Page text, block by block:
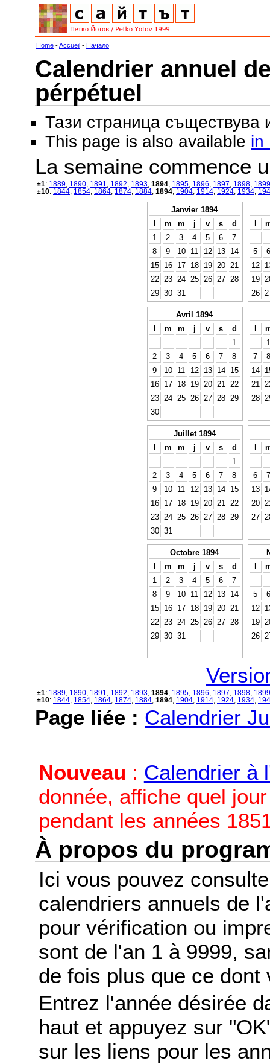
Home -Accueil - Начало
Calendrier annuel
pérpétuel
Тази страница съществува
This page is also available in
La semaine commence
±1: 1889 1890 1891 1892 1893 1894 1895 1896 1897 1898 1899
±10: 1844 1854 1864 1874 1884 1894 1904 1914 1924 1934
Janvier 1894
l
m m j v s
d
1
2 3 4 5 6
7
8
9 10 11 12 13
14
15
16 17 18 19 20
21
22
23 24 25 26 27
28
29 30 31
l
5
6
12
19
26
Avril 1894
l
m m j v s
d
1
2
3 4 5 6 7
8
9
10 11 12 13 14
15
16
17 18 19 20 21
22
23
24 25 26 27 28
29
30
l
1
7
8
14
21
28
Juillet 1894
l
m m j v s
d
1
2
3 4 5 6 7
8
9
10 11 12 13 14
15
16
17 18 19 20 21
22
23
24 25 26 27 28
29
30 31
l
6
7
13
20
27
Octobre 1894
l
m m j v s
d
1
2 3 4 5 6
7
8
9 10 11 12 13
14
15
16 17 18 19 20
21
22
23 24 25 26 27
28
29 30 31
l
5
6
12
19
26
±1: 1889 1890 1891 1892 1893 1894 1895 1896 1897 1898 1899
±10: 1844 1854 1864 1874 1884 1894 1904 1914 1924 1934
Page liée : Calendrier
Nouveau : Calendrier à
donnée, affiche quel
pendant les années
À propos du
Ici vous pouvez
calendriers annuels de
pour vérification ou
sont de l'an 1 à 9999,
de fois plus que ce dont
Entrez l'année désirée
haut et appuyez sur
sur les liens pour les